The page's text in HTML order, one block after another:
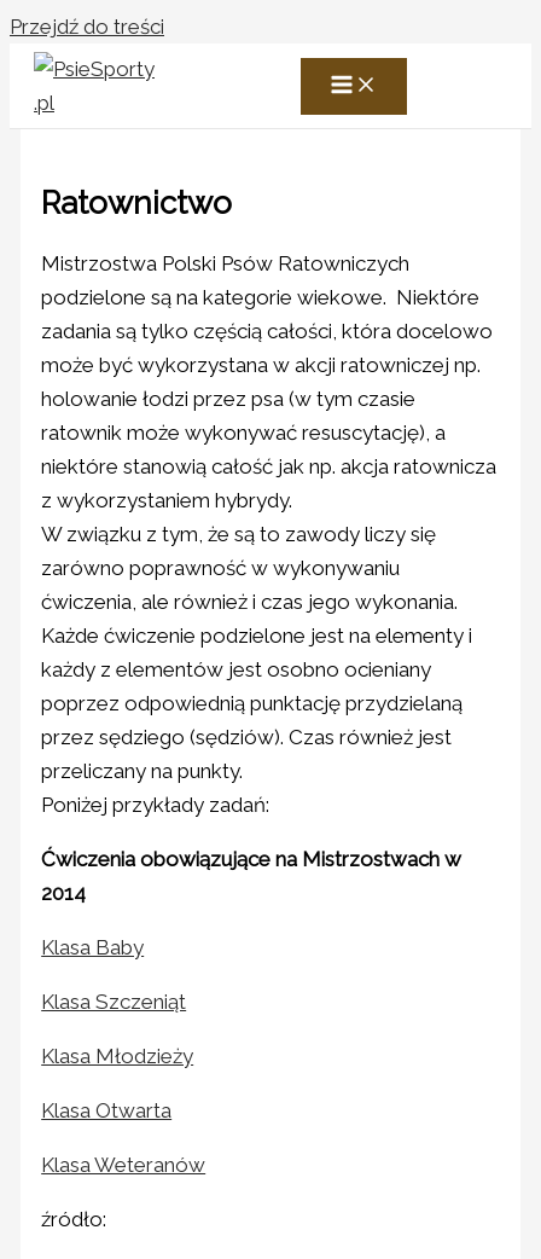
Przejdź do treści
Ratownictwo
Mistrzostwa Polski Psów Ratowniczych
podzielone są na kategorie wiekowe. Niektóre
zadania są tylko częścią całości, która docelowo
może być wykorzystana w akcji ratowniczej np.
holowanie łodzi przez psa (w tym czasie
ratownik może wykonywać resuscytację), a
niektóre stanowią całość jak np. akcja ratownicza
z wykorzystaniem hybrydy.
W związku z tym, że są to zawody liczy się
zarówno poprawność w wykonywaniu
ćwiczenia, ale również i czas jego wykonania.
Każde ćwiczenie podzielone jest na elementy i
każdy z elementów jest osobno ocieniany
poprzez odpowiednią punktację przydzielaną
przez sędziego (sędziów). Czas również jest
przeliczany na punkty.
Poniżej przykłady zadań:
Ćwiczenia obowiązujące na Mistrzostwach w
2014
Klasa Baby
Klasa Szczeniąt
Klasa Młodzieży
Klasa Otwarta
Klasa Weteranów
źródło: